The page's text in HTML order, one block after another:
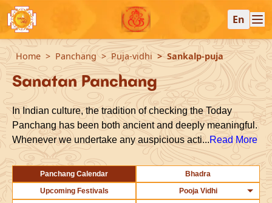
En
Home Panchang Puja-vidhi Sankalp-puja
Sanatan Panchang
In Indian culture, the tradition of checking the Today
Panchang has been both ancient and deeply meaningful.
Whenever we undertake any auspicious acti...Read More
Panchang Calendar
Bhadra
Upcoming Festivals
Pooja Vidhi